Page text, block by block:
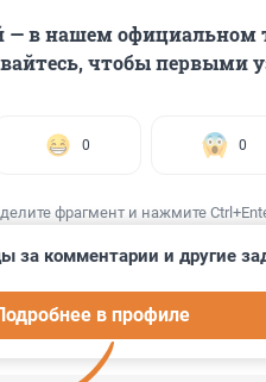
— в нашем официальном
чтобы первыми
0 0
фрагмент и нажмите
13
за комментарии и другие
в профиле